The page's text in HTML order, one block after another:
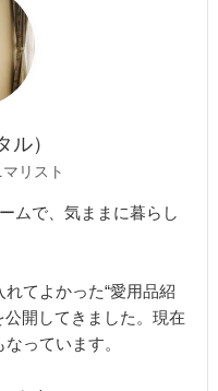
ル）
リスト
ムで、気ままに暮らし
れてよかった“愛用品紹
開してきました。現在
っています。